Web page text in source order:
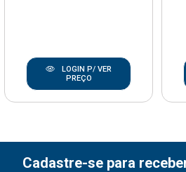
LOGIN P/ VER
PREÇO
Cadastre-se para